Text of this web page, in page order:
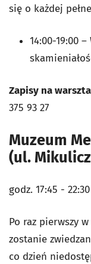
się o każdej
14:00-19:00
Zapisy na
375 93 27
Muzeum
(ul.
godz. 17:45 - 22:30
Po raz pierwszy
zostanie
co dzień